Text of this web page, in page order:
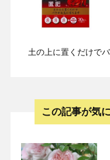
土の上に置くだけで
この記事が気